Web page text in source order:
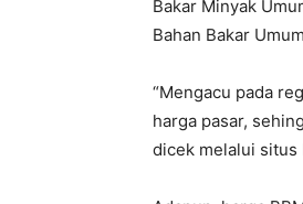
Bakar Minyak
Bahan Bakar
“Mengacu pada
harga pasar,
dicek melalui situs